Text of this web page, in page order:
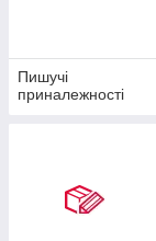
Пишучі
приналежності